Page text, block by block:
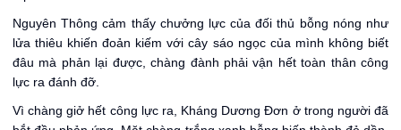
Nguyên Thông cảm thấy chưởng lực của đối thủ bỗng nóng như
lửa thiêu khiến đoản kiếm với cây sáo ngọc của mình không biết
đâu mà phản lại được, chàng đành phải vận hết toàn thân công
lực ra đánh đỡ.
Vì chàng giở hết công lực ra, Kháng Dương Đơn ở trong người đã